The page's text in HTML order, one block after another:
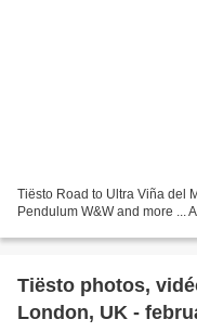
Tiësto Road to Ultra Viña del
Pendulum W&W and more ...
Tiësto photos,
London, UK -